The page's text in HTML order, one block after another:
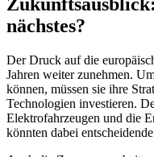
nächstes?
Der Druck auf die
Jahren weiter zunehmen.
können, müssen sie ihre
Technologien investieren.
Elektrofahrzeugen und die
könnten dabei